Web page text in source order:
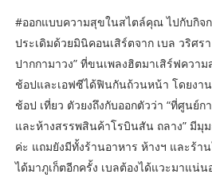
#ออกแบบความสุขในสไตล์คุณ ไปกับกิจ
ประเดิมด้วยมินิคอนเสิร์ตจาก เบล วริศรา
ปากกามาวง” ที่ขนเพลงฮิตมาเสิร์ฟควา
ช้อปและเอฟซีได้ฟินกันถ้วนหน้า โดยงา
ช้อป เที่ยว ตัวยงถึงกับออกตัวว่า “ที่ศูนย์
และห้างสรรพสินค้าโรบินสัน ถลาง” มีมุม
ค่ะ แถมยังมีทั้งร้านอาหาร ห้างฯ และร้า
ได้มาภูเก็ตอีกครั้ง เบลต้องได้แวะมาแน่น